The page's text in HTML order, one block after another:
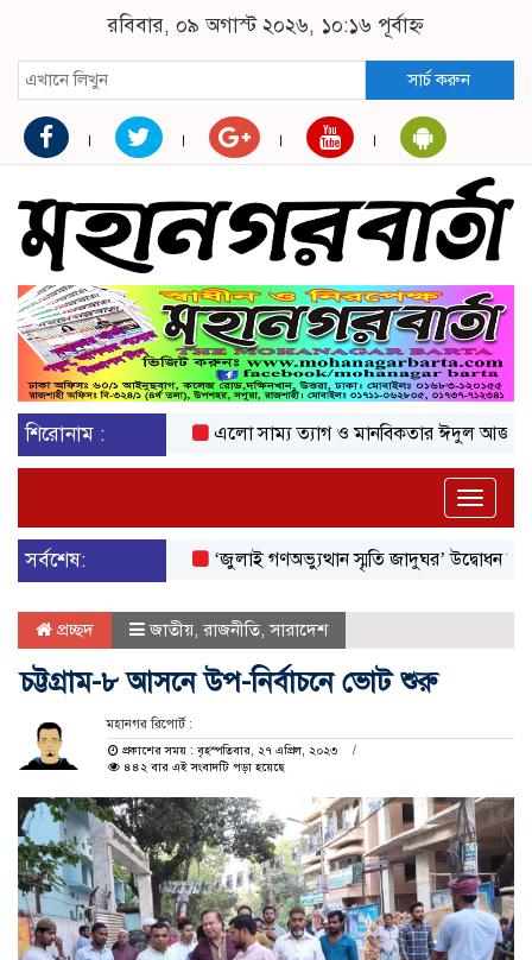
রবিবার, ০৯ অগাস্ট ২০২৬, ১০:১৬ পূর্বাহ্ন
সার্চ করুন
শিরোনাম : এলো সাম্য ত্যাগ ও মানবিকতার ঈদুল আজহা
Toggle
সর্বশেষ:
‘জুলাই গণঅভ্যুত্থান স্মৃতি জাদুঘর’ উদ্বোধন করলেন
প্রচ্ছদ জাতীয়, রাজনীতি,সারাদেশ
চট্টগ্রাম-৮ আসনে উপ-নির্বাচনে ভোট শুরু
মহানগর রিপোর্ট :
প্রকাশের সময় : বৃহস্পতিবার, ২৭ এপ্রিল, ২০২৩
৪৪২ বার এই সংবাদটি পড়া হয়েছে